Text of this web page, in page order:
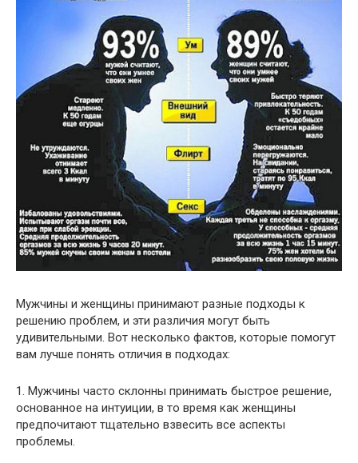
Мужчины и женщины принимают разные подходы к
решению проблем, и эти различия могут быть
удивительными. Вот несколько фактов, которые помогут
вам лучше понять отличия в подходах:
1. Мужчины часто склонны принимать быстрое решение,
основанное на интуиции, в то время как женщины
предпочитают тщательно взвесить все аспекты
проблемы.